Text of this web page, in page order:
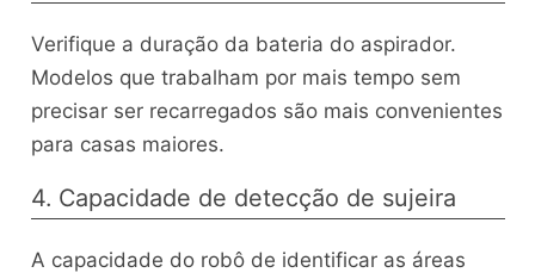
Verifique a duração da bateria do aspirador.
Modelos que trabalham por mais tempo sem
precisar ser recarregados são mais convenientes
para casas maiores.
4. Capacidade de detecção de sujeira
A capacidade do robô de identificar as áreas